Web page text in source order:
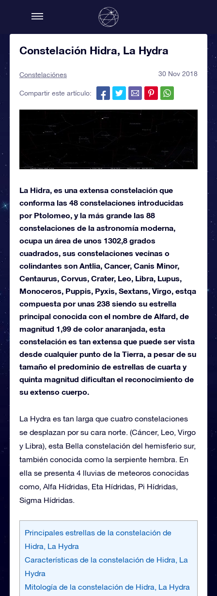
Constelación Hidra, La Hydra
Constelaciónes 30 Nov 2018
Compartir este artículo:
La Hidra, es una extensa constelación que
conforma las 48 constelaciones introducidas
por Ptolomeo, y la más grande las 88
constelaciones de la astronomía moderna,
ocupa un área de unos 1302,8 grados
cuadrados, sus constelaciones vecinas o
colindantes son Antlia, Cancer, Canis Minor,
Centaurus, Corvus, Crater, Leo, Libra, Lupus,
Monoceros, Puppis, Pyxis, Sextans, Virgo, estqa
compuesta por unas 238 siendo su estrella
principal conocida con el nombre de Alfard, de
magnitud 1,99 de color anaranjada, esta
constelación es tan extensa que puede ser vista
desde cualquier punto de la Tierra, a pesar de su
tamaño el predominio de estrellas de cuarta y
quinta magnitud dificultan el reconocimiento de
su extenso cuerpo.
La Hydra es tan larga que cuatro constelaciones
se desplazan por su cara norte. (Cáncer, Leo, Virgo
y Libra), esta Bella constelación del hemisferio sur,
también conocida como la serpiente hembra. En
ella se presenta 4 lluvias de meteoros conocidas
como, Alfa Hídridas, Eta Hídridas, Pi Hídridas,
Sigma Hídridas.
Principales estrellas de la constelación de
Hidra, La Hydra
Características de la constelación de Hidra, La
Hydra
Mitología de la constelación de Hidra, La Hydra